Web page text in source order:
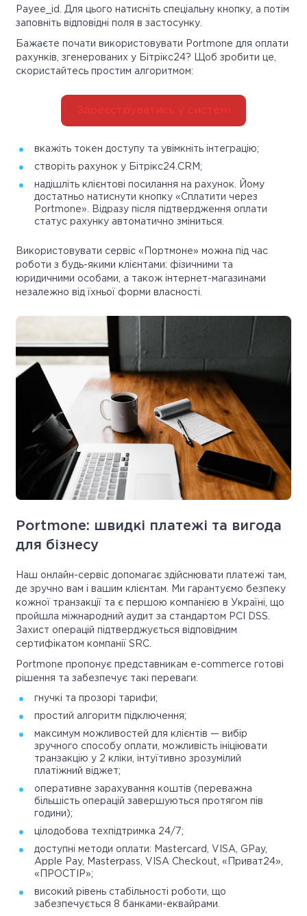
Payee_id. Для цього натисніть спеціальну кнопку, а потім
заповніть відповідні поля в застосунку.
Бажаєте почати використовувати Portmone для оплати
рахунків, згенерованих у Бітрікс24? Щоб зробити це,
скористайтесь простим алгоритмом:
Зареєструватись у системі
вкажіть токен доступу та увімкніть інтеграцію;
створіть рахунок у Бітрікс24.CRM;
надішліть клієнтові посилання на рахунок. Йому
достатньо натиснути кнопку «Сплатити через
Portmone». Відразу після підтвердження оплати
статус рахунку автоматично зміниться.
Використовувати сервіс «Портмоне» можна під час
роботи з будь-якими клієнтами: фізичними та
юридичними особами, а також інтернет-магазинами
незалежно від їхньої форми власності.
Portmone: швидкі платежі та вигода
для бізнесу
Наш онлайн-сервіс допомагає здійснювати платежі там,
де зручно вам і вашим клієнтам. Ми гарантуємо безпеку
кожної транзакції та є першою компанією в Україні, що
пройшла міжнародний аудит за стандартом PCI DSS.
Захист операцій підтверджується відповідним
сертифікатом компанії SRC.
Portmone пропонує представникам e-commerce готові
рішення та забезпечує такі переваги:
гнучкі та прозорі тарифи;
простий алгоритм підключення;
максимум можливостей для клієнтів — вибір
зручного способу оплати, можливість ініціювати
транзакцію у 2 кліки, інтуїтивно зрозумілий
платіжний віджет;
оперативне зарахування коштів (переважна
більшість операцій завершуються протягом пів
години);
цілодобова техпідтримка 24/7;
доступні методи оплати: Mastercard, VISA, GPay,
Apple Pay, Masterpass, VISA Checkout, «Приват24»,
«ПРОСТІР»;
високий рівень стабільності роботи, що
забезпечується 8 банками-еквайрами.